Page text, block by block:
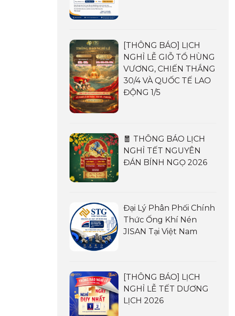
[THÔNG BÁO] LỊCH
NGHỈ LỄ GIỖ TỔ HÙNG
VƯƠNG, CHIẾN THẮNG
30/4 VÀ QUỐC TẾ LAO
ĐỘNG 1/5
🧧 THÔNG BÁO LỊCH
NGHỈ TẾT NGUYÊN
ĐÁN BÍNH NGỌ 2026
Đại Lý Phân Phối Chính
Thức Ống Khí Nén
JISAN Tại Việt Nam
[THÔNG BÁO] LỊCH
NGHỈ LỄ TẾT DƯƠNG
LỊCH 2026